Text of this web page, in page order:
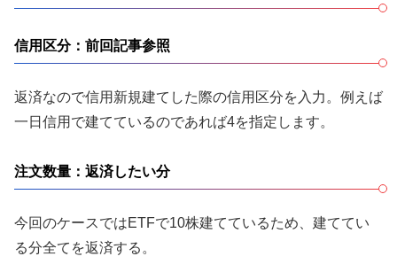
信用区分：前回記事参照
返済なので信用新規建てした際の信用区分を入力。例えば
一日信用で建てているのであれば4を指定します。
注文数量：返済したい分
今回のケースではETFで10株建てているため、建ててい
る分全てを返済する。